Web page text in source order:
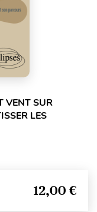
VENT SUR
LES
12,00 €